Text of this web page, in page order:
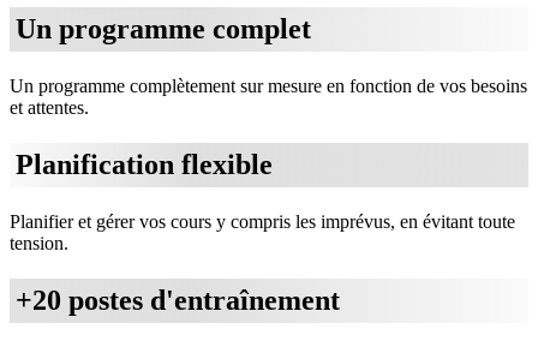
Un programme complet
Un programme complètement sur mesure en fonction de vos besoins
et attentes.
Planification flexible
Planifier et gérer vos cours y compris les imprévus, en évitant toute
tension.
+20 postes d'entraînement